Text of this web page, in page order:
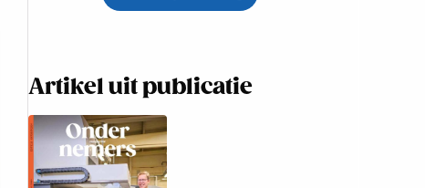
Artikel uit publicatie